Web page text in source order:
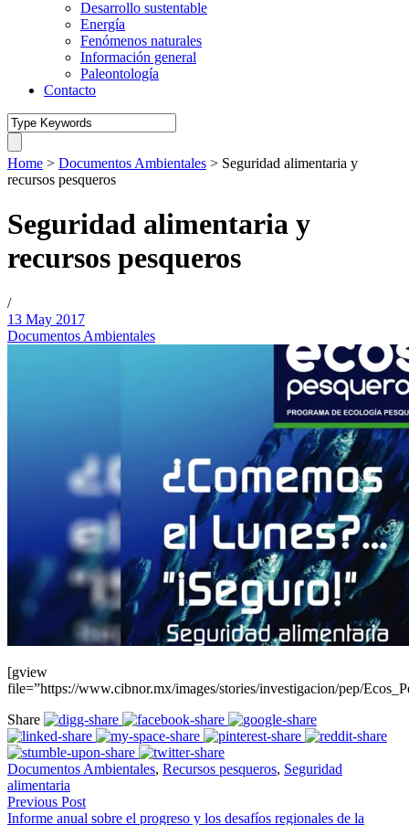
Desarrollo sustentable
Energía
Fenómenos naturales
Información general
Paleontología
Contacto
Home > Documentos Ambientales > Seguridad alimentaria y
recursos pesqueros
Seguridad alimentaria y
recursos pesqueros
/
13 May 2017
Documentos Ambientales
[gview
file=”https://www.cibnor.mx/images/stories/investigacion/pep/
Share
Documentos Ambientales, Recursos pesqueros, Seguridad
alimentaria
Previous Post
Informe anual sobre el progreso y los desafíos regionales de la